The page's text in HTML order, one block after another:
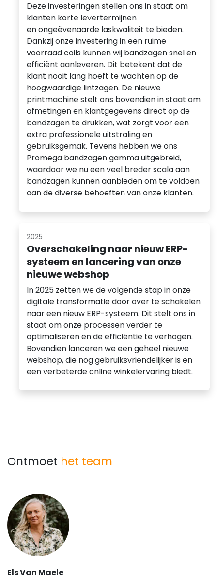
Deze investeringen stellen ons in staat om
klanten korte levertermijnen
en ongeëvenaarde laskwaliteit te bieden.
Dankzij onze investering in een ruime
voorraad coils kunnen wij bandzagen snel en
efficiënt aanleveren. Dit betekent dat de
klant nooit lang hoeft te wachten op de
hoogwaardige lintzagen. De nieuwe
printmachine stelt ons bovendien in staat om
afmetingen en klantgegevens direct op de
bandzagen te drukken, wat zorgt voor een
extra professionele uitstraling en
gebruiksgemak. Tevens hebben we ons
Promega bandzagen gamma uitgebreid,
waardoor we nu een veel breder scala aan
bandzagen kunnen aanbieden om te voldoen
aan de diverse behoeften van onze klanten.
2025
Overschakeling naar nieuw ERP-
systeem en lancering van onze
nieuwe webshop
In 2025 zetten we de volgende stap in onze
digitale transformatie door over te schakelen
naar een nieuw ERP-systeem. Dit stelt ons in
staat om onze processen verder te
optimaliseren en de efficiëntie te verhogen.
Bovendien lanceren we een geheel nieuwe
webshop, die nog gebruiksvriendelijker is en
een verbeterde online winkelervaring biedt.
Ontmoet het team
Els Van Maele